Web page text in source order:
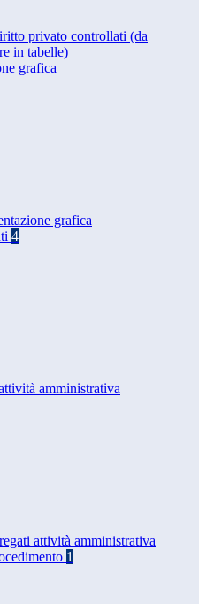
privato controllati (da
in tabelle)
grafica
grafica
4
amministrativa
attività amministrativa
1